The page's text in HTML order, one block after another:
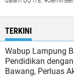
TERKINI
Wabup Lampung
Pendidikan
Bawang, Perluas